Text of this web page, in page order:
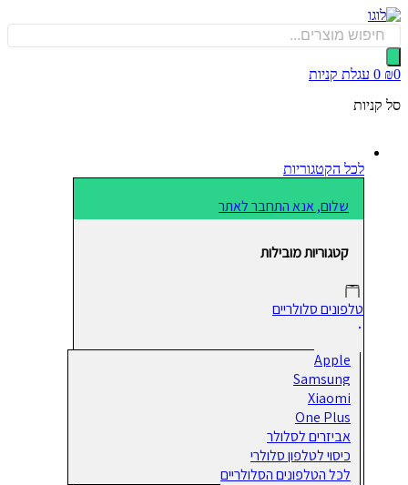
0 עגלת קניות
לכל הקטגוריות
שלום, אנא התחבר לאתר
קטגוריות מובילות
טלפונים סלולריים
Apple
Samsung
Xiaomi
One Plus
אביזרים לסלולר
כיסוי לטלפון סלולרי
לכל הטלפונים הסלולריים